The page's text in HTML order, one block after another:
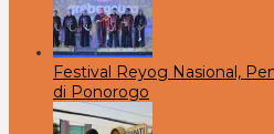
Festival Reyog Nasional,
di Ponorogo